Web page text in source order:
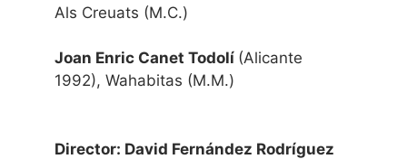
Als Creuats (M.C.)
Joan Enric Canet Todolí (Alicante
1992), Wahabitas (M.M.)
Director: David Fernández Rodríguez